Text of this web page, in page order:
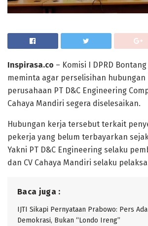
Inspirasa.co – Komisi I DPRD
meminta agar perselisihan
perusahaan PT D&C Engineering
Cahaya Mandiri segera diselesaikan.
Hubungan kerja tersebut terkait
pekerja yang belum terbayarkan
Yakni PT D&C Engineering selaku
dan CV Cahaya Mandiri selaku
Baca juga :
IJTI Sikapi Pernyataan Prabowo: Pers
Demokrasi, Bukan “Londo Ireng”